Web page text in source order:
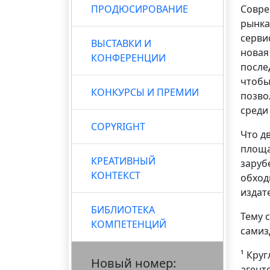
ПРОДЮСИРОВАНИЕ
ВЫСТАВКИ И
КОНФЕРЕНЦИИ
КОНКУРСЫ И ПРЕМИИ
COPYRIGHT
КРЕАТИВНЫЙ
КОНТЕКСТ
БИБЛИОТЕКА
КОМПЕТЕНЦИЙ
Новый номер:
Что
Тему
¹